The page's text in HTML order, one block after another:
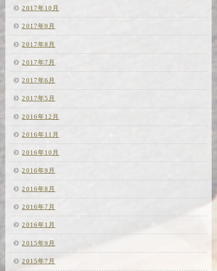
2017年10月
2017年9月
2017年8月
2017年7月
2017年6月
2017年5月
2016年12月
2016年11月
2016年10月
2016年9月
2016年8月
2016年7月
2016年1月
2015年9月
2015年7月